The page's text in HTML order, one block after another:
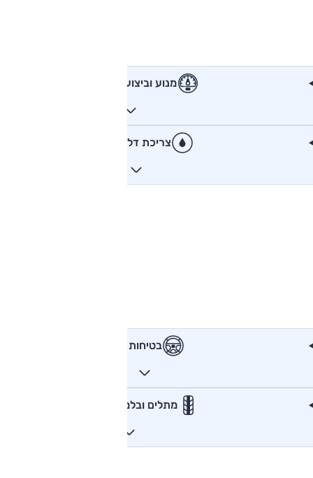
מנוע וביצועים
צריכת דלק
בטיחות
מתלים ובלמים